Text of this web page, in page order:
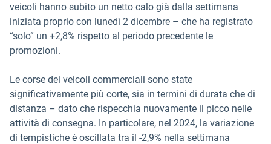
veicoli hanno subito un netto calo già dalla settimana
iniziata proprio con lunedì 2 dicembre – che ha registrato
“solo” un +2,8% rispetto al periodo precedente le
promozioni.
Le corse dei veicoli commerciali sono state
significativamente più corte, sia in termini di durata che di
distanza – dato che rispecchia nuovamente il picco nelle
attività di consegna. In particolare, nel 2024, la variazione
di tempistiche è oscillata tra il -2,9% nella settimana